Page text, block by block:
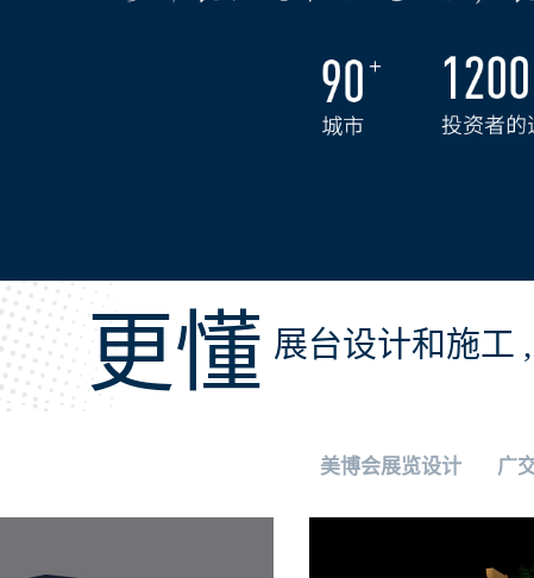
更懂展台设计和施工
美博会展览设计 广